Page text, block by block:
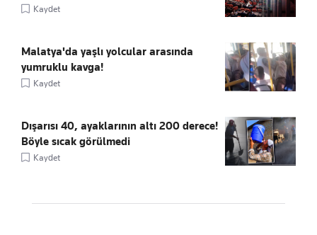
Kaydet
Malatya'da yaşlı yolcular arasında
yumruklu kavga!
Kaydet
Dışarısı 40, ayaklarının altı 200 derece!
Böyle sıcak görülmedi
Kaydet